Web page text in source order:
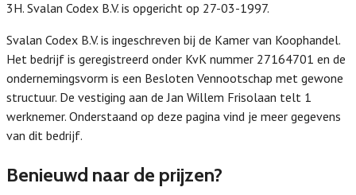
3H. Svalan Codex B.V. is opgericht op 27-03-1997.
Svalan Codex B.V. is ingeschreven bij de Kamer van Koophandel.
Het bedrijf is geregistreerd onder KvK nummer 27164701 en de
ondernemingsvorm is een Besloten Vennootschap met gewone
structuur. De vestiging aan de Jan Willem Frisolaan telt 1
werknemer. Onderstaand op deze pagina vind je meer gegevens
van dit bedrijf.
Benieuwd naar de prijzen?